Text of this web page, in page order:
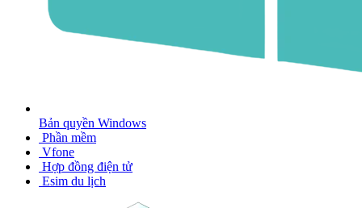
Bản quyền Windows
Phần mềm
Vfone
Hợp đồng điện tử
Esim du lịch